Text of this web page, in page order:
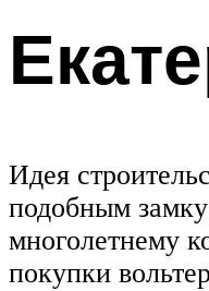
Идея
подобным
многолетнему
покупки